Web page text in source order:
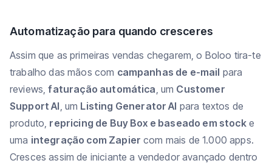
Automatização para quando cresceres
Assim que as primeiras vendas chegarem, o Boloo tira-te
trabalho das mãos com campanhas de e-mail para
reviews,faturação automática, um Customer
Support AI, um Listing Generator AI para textos de
produto, repricing de Buy Box e baseado em stocke
uma integração com Zapier com mais de 1.000 apps.
Cresces assim de iniciante a vendedor avançado dentro